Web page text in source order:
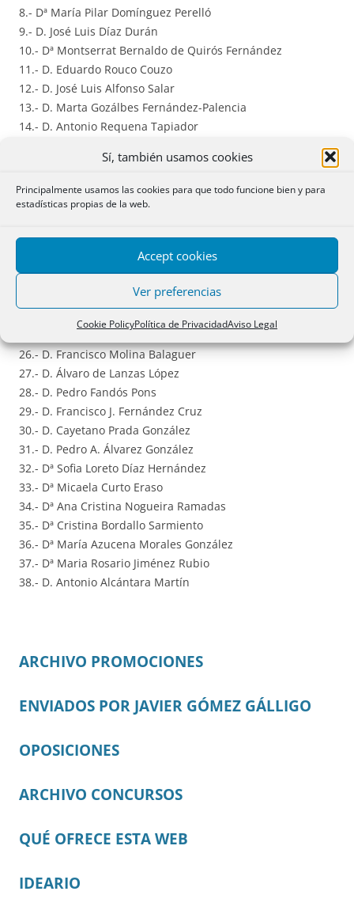
Sí, también usamos cookies
Principalmente usamos las cookies para que todo funcione bien y para
estadísticas propias de la web.
Accept cookies
Ver preferencias
Cookie PolicyPolítica de PrivacidadAviso Legal
8.- Dª María Pilar Domínguez Perelló
9.- D. José Luis Díaz Durán
10.- Dª Montserrat Bernaldo de Quirós Fernández
11.- D. Eduardo Rouco Couzo
12.- D. José Luis Alfonso Salar
13.- D. Marta Gozálbes Fernández-Palencia
14.- D. Antonio Requena Tapiador
16.- Dª Carmen Gorena Puértolas
17.- Dª Carmen Miquel Lasso de la Vega
18.- Dª María Jesús Franco Alonso
20.- D. Antonio Fernández Sevilla
21.- D. Álvaro Esteban Gómez
22.- D. Eduardo Font Roger
23.- Dª Ana María Sabater Mataix
25.- D. Luis M. Benavides Parra
26.- D. Francisco Molina Balaguer
27.- D. Álvaro de Lanzas López
28.- D. Pedro Fandós Pons
29.- D. Francisco J. Fernández Cruz
30.- D. Cayetano Prada González
31.- D. Pedro A. Álvarez González
32.- Dª Sofia Loreto Díaz Hernández
33.- Dª Micaela Curto Eraso
34.- Dª Ana Cristina Nogueira Ramadas
35.- Dª Cristina Bordallo Sarmiento
36.- Dª María Azucena Morales González
37.- Dª Maria Rosario Jiménez Rubio
38.- D. Antonio Alcántara Martín
ARCHIVO PROMOCIONES
ENVIADOS POR JAVIER GÓMEZ GÁLLIGO
OPOSICIONES
ARCHIVO CONCURSOS
QUÉ OFRECE ESTA WEB
IDEARIO